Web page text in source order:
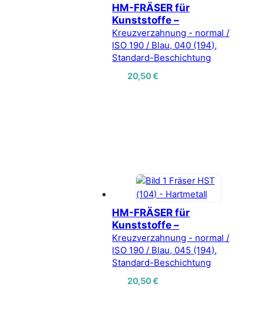
HM-FRÄSER für
Kunststoffe –
Kreuzverzahnung - normal /
ISO 190 / Blau, 040 (194),
Standard-Beschichtung
20,50€
HM-FRÄSER für
Kunststoffe –
Kreuzverzahnung - normal /
ISO 190 / Blau, 045 (194),
Standard-Beschichtung
20,50€